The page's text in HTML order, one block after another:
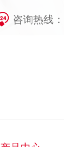
咨询热线：